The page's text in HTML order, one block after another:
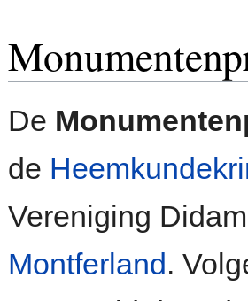
De
de
Vereniging
Montferland .